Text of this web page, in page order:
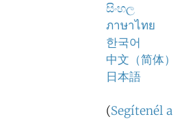
සිංහල
ภาษาไทย
한국어
中文（简体）
日本語
(Segítenél a